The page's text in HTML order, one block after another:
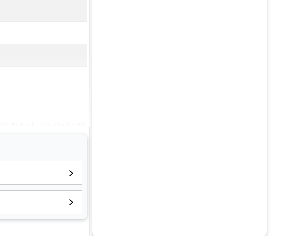
lực tới 10bar. Các
bị đầy đủ phụ kiện